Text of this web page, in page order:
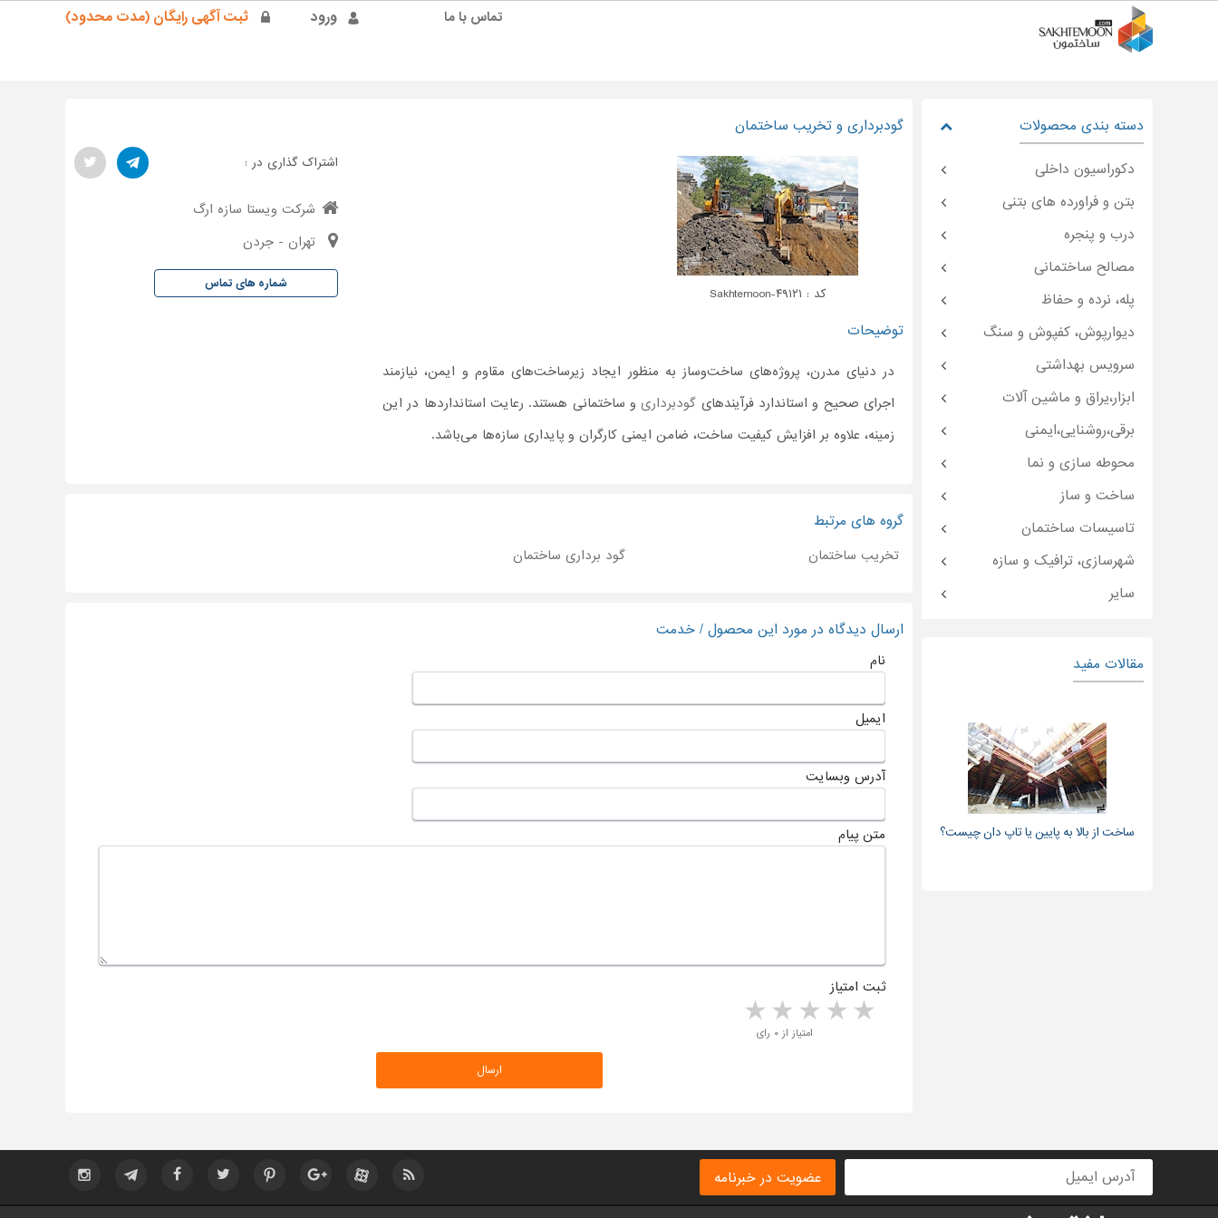
ورود ثبت آگهی رایگان (مدت محدود) تماس با ما
گودبرداری و تخریب ساختمان
کد : Sakhtemoon-۴۹۱۲۱
توضیحات
در دنیای مدرن، پروژه‌های ساخت‌وساز به منظور ایجاد زیرساخت‌های مقاوم و ایمن، نیازمند
اجرای صحیح و استاندارد فرآیندهای گودبرداریو ساختمانی هستند. رعایت استانداردها در این
زمینه، علاوه بر افزایش کیفیت ساخت، ضامن ایمنی کارگران و پایداری سازه‌ها می‌باشد.
اشتراک گذاری در :
شرکت ویستا سازه ارگ
تهران - جردن
شماره های تماس
گروه های مرتبط
تخریب ساختمان گود برداری ساختمان
ارسال دیدگاه در مورد این محصول / خدمت
نام
ایمیل
آدرس وبسایت
متن پیام
ثبت امتیاز
4 stars 3 stars 2 stars 1 star امتیاز از ۰ رای
دسته بندی محصولات
دکوراسیون داخلی
بتن و فراورده های بتنی
درب و پنجره
مصالح ساختمانی
پله، نرده و حفاظ
دیوارپوش، کفپوش و سنگ
سرویس بهداشتی
ابزار،یراق و ماشین آلات
برقی،روشنایی،ایمنی
محوطه سازی و نما
ساخت و ساز
تاسیسات ساختمان
شهرسازی، ترافیک و سازه
سایر
مقالات مفید
ساخت از بالا به پایین یا تاپ دان چیست؟
عضویت در خبرنامه